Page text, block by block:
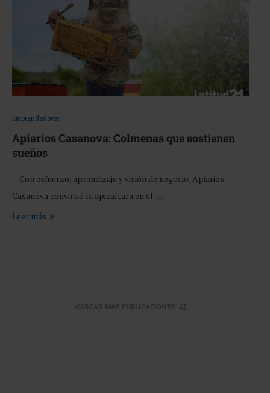
Emprendedores
Apiarios Casanova: Colmenas que sostienen
sueños
Con esfuerzo, aprendizaje y visión de negocio, Apiarios
Casanova convirtió la apicultura en el …
Leer más
CARGAR MÁS PUBLICACIONES